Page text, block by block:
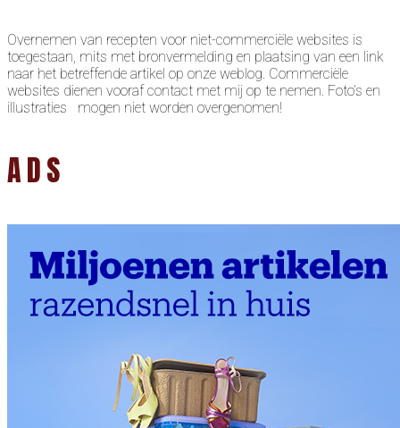
Overnemen van recepten voor niet-commerciële websites is
toegestaan, mits met bronvermelding en plaatsing van een link
naar het betreffende artikel op onze weblog. Commerciële
websites dienen vooraf contact met mij op te nemen. Foto’s en
illustraties mogen niet worden overgenomen!
ADS